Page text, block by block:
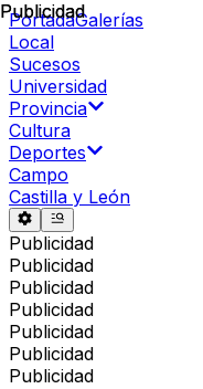
PortadaGalerías
Local
Sucesos
Universidad
Provincia
Cultura
Deportes
Campo
Castilla y León
Publicidad
Publicidad
Publicidad
Publicidad
Publicidad
Publicidad
Publicidad
Publicidad
Publicidad